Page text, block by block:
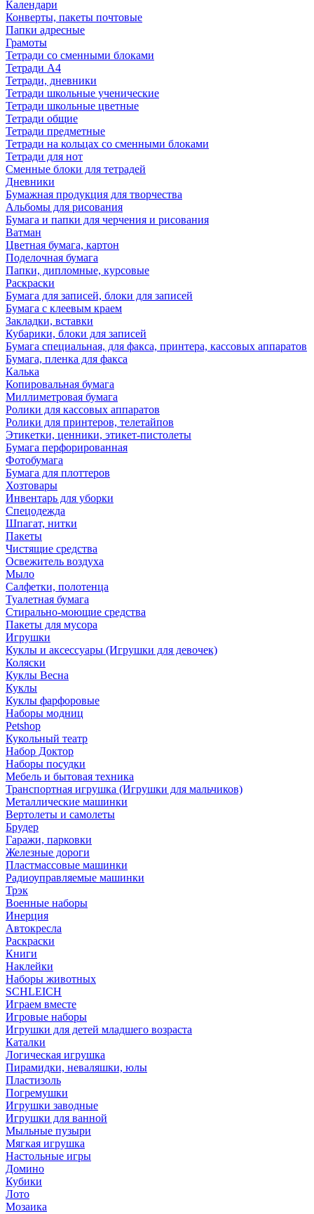
Календари
Конверты, пакеты почтовые
Папки адресные
Грамоты
Тетради со сменными блоками
Тетради А4
Тетради, дневники
Тетради школьные ученические
Тетради школьные цветные
Тетради общие
Тетради предметные
Тетради на кольцах со сменными блоками
Тетради для нот
Сменные блоки для тетрадей
Дневники
Бумажная продукция для творчества
Альбомы для рисования
Бумага и папки для черчения и рисования
Ватман
Цветная бумага, картон
Поделочная бумага
Папки, дипломные, курсовые
Раскраски
Бумага для записей, блоки для записей
Бумага с клеевым краем
Закладки, вставки
Кубарики, блоки для записей
Бумага специальная, для факса, принтера, кассовых аппаратов
Бумага, пленка для факса
Калька
Копировальная бумага
Миллиметровая бумага
Ролики для кассовых аппаратов
Ролики для принтеров, телетайпов
Этикетки, ценники, этикет-пистолеты
Бумага перфорированная
Фотобумага
Бумага для плоттеров
Хозтовары
Инвентарь для уборки
Спецодежда
Шпагат, нитки
Пакеты
Чистящие средства
Освежитель воздуха
Мыло
Салфетки, полотенца
Туалетная бумага
Стирально-моющие средства
Пакеты для мусора
Игрушки
Куклы и аксессуары (Игрушки для девочек)
Коляски
Куклы Весна
Куклы
Куклы фарфоровые
Наборы модниц
Petshop
Кукольный театр
Набор Доктор
Наборы посудки
Мебель и бытовая техника
Транспортная игрушка (Игрушки для мальчиков)
Металлические машинки
Вертолеты и самолеты
Брудер
Гаражи, парковки
Железные дороги
Пластмассовые машинки
Радиоуправляемые машинки
Трэк
Военные наборы
Инерция
Автокресла
Раскраски
Книги
Наклейки
Наборы животных
SCHLEICH
Играем вместе
Игровые наборы
Игрушки для детей младшего возраста
Каталки
Логическая игрушка
Пирамидки, неваляшки, юлы
Пластизоль
Погремушки
Игрушки заводные
Игрушки для ванной
Мыльные пузыри
Мягкая игрушка
Настольные игры
Домино
Кубики
Лото
Мозаика